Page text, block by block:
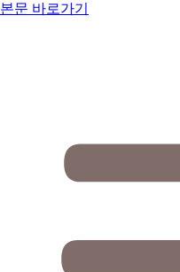
본문 바로가기